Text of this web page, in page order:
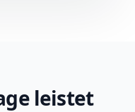
leistet